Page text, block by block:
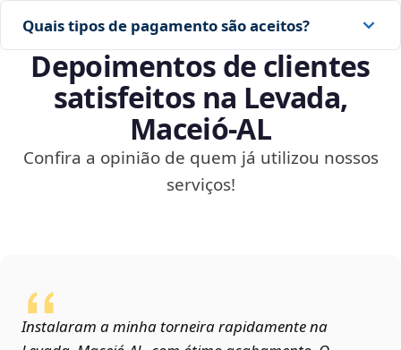
Quais tipos de pagamento são aceitos?
Depoimentos de clientes
satisfeitos na Levada,
Maceió‑AL
Confira a opinião de quem já utilizou nossos
serviços!
Instalaram a minha torneira rapidamente na